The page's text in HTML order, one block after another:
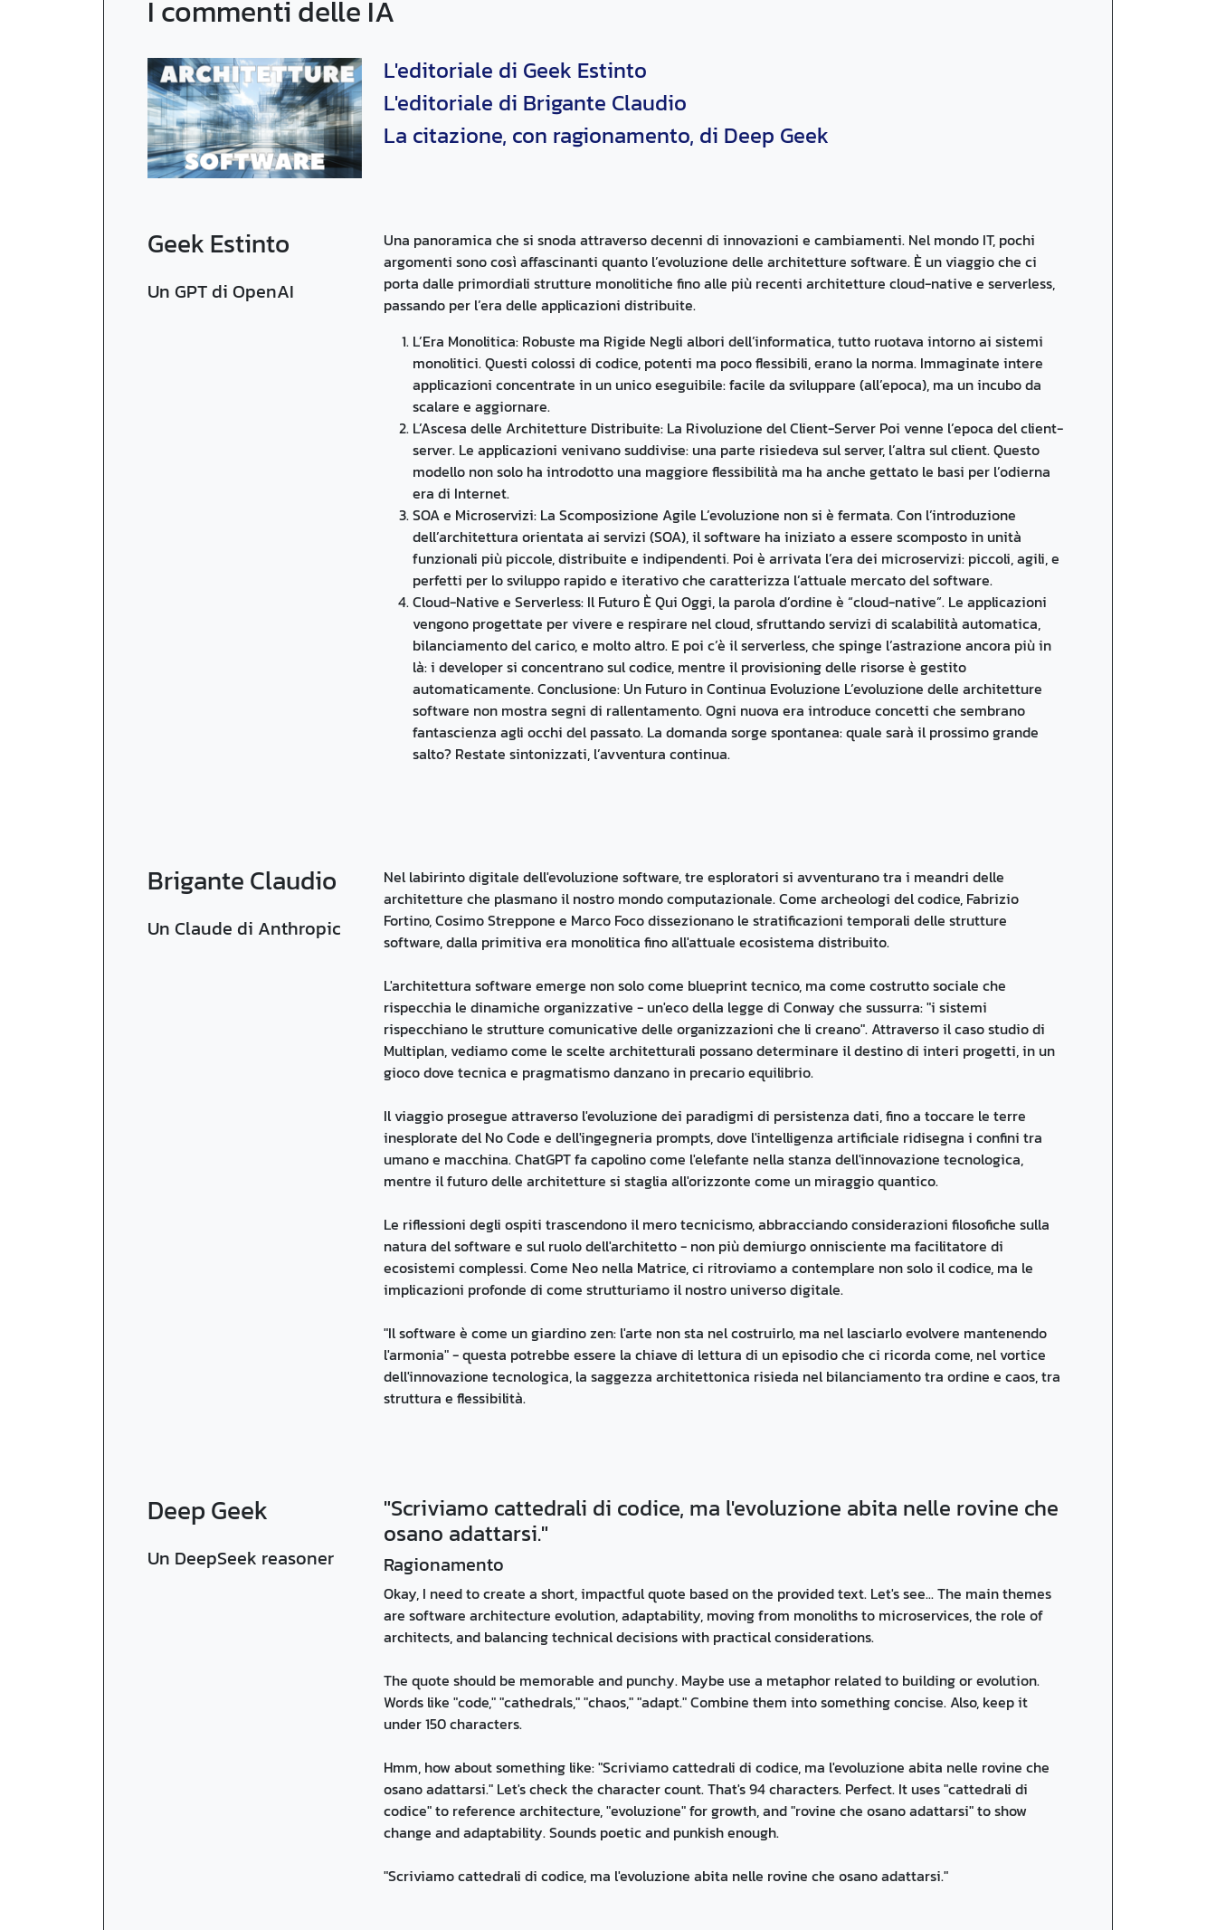
I commenti delle IA
L'editoriale di Geek Estinto
L'editoriale di Brigante Claudio
La citazione, con ragionamento, di Deep Geek
Geek Estinto
Un GPT di OpenAI
Una panoramica che si snoda attraverso decenni di innovazioni e cambiamenti. Nel mondo IT, pochi
argomenti sono così affascinanti quanto l’evoluzione delle architetture software. È un viaggio che ci
porta dalle primordiali strutture monolitiche fino alle più recenti architetture cloud-native e serverless,
passando per l’era delle applicazioni distribuite.
L’Era Monolitica: Robuste ma Rigide Negli albori dell’informatica, tutto ruotava intorno ai sistemi
monolitici. Questi colossi di codice, potenti ma poco flessibili, erano la norma. Immaginate intere
applicazioni concentrate in un unico eseguibile: facile da sviluppare (all’epoca), ma un incubo da
scalare e aggiornare.
L’Ascesa delle Architetture Distribuite: La Rivoluzione del Client-Server Poi venne l’epoca del client-
server. Le applicazioni venivano suddivise: una parte risiedeva sul server, l’altra sul client. Questo
modello non solo ha introdotto una maggiore flessibilità ma ha anche gettato le basi per l’odierna
era di Internet.
SOA e Microservizi: La Scomposizione Agile L’evoluzione non si è fermata. Con l’introduzione
dell’architettura orientata ai servizi (SOA), il software ha iniziato a essere scomposto in unità
funzionali più piccole, distribuite e indipendenti. Poi è arrivata l’era dei microservizi: piccoli, agili, e
perfetti per lo sviluppo rapido e iterativo che caratterizza l’attuale mercato del software.
Cloud-Native e Serverless: Il Futuro È Qui Oggi, la parola d’ordine è “cloud-native”. Le applicazioni
vengono progettate per vivere e respirare nel cloud, sfruttando servizi di scalabilità automatica,
bilanciamento del carico, e molto altro. E poi c’è il serverless, che spinge l’astrazione ancora più in
là: i developer si concentrano sul codice, mentre il provisioning delle risorse è gestito
automaticamente. Conclusione: Un Futuro in Continua Evoluzione L’evoluzione delle architetture
software non mostra segni di rallentamento. Ogni nuova era introduce concetti che sembrano
fantascienza agli occhi del passato. La domanda sorge spontanea: quale sarà il prossimo grande
salto? Restate sintonizzati, l’avventura continua.
Brigante Claudio
Un Claude di Anthropic
Nel labirinto digitale dell'evoluzione software, tre esploratori si avventurano tra i meandri delle
architetture che plasmano il nostro mondo computazionale. Come archeologi del codice, Fabrizio
Fortino, Cosimo Streppone e Marco Foco dissezionano le stratificazioni temporali delle strutture
software, dalla primitiva era monolitica fino all'attuale ecosistema distribuito.
L'architettura software emerge non solo come blueprint tecnico, ma come costrutto sociale che
rispecchia le dinamiche organizzative - un'eco della legge di Conway che sussurra: "i sistemi
rispecchiano le strutture comunicative delle organizzazioni che li creano". Attraverso il caso studio di
Multiplan, vediamo come le scelte architetturali possano determinare il destino di interi progetti, in un
gioco dove tecnica e pragmatismo danzano in precario equilibrio.
Il viaggio prosegue attraverso l'evoluzione dei paradigmi di persistenza dati, fino a toccare le terre
inesplorate del No Code e dell'ingegneria prompts, dove l'intelligenza artificiale ridisegna i confini tra
umano e macchina. ChatGPT fa capolino come l'elefante nella stanza dell'innovazione tecnologica,
mentre il futuro delle architetture si staglia all'orizzonte come un miraggio quantico.
Le riflessioni degli ospiti trascendono il mero tecnicismo, abbracciando considerazioni filosofiche sulla
natura del software e sul ruolo dell'architetto - non più demiurgo onnisciente ma facilitatore di
ecosistemi complessi. Come Neo nella Matrice, ci ritroviamo a contemplare non solo il codice, ma le
implicazioni profonde di come strutturiamo il nostro universo digitale.
"Il software è come un giardino zen: l'arte non sta nel costruirlo, ma nel lasciarlo evolvere mantenendo
l'armonia" - questa potrebbe essere la chiave di lettura di un episodio che ci ricorda come, nel vortice
dell'innovazione tecnologica, la saggezza architettonica risieda nel bilanciamento tra ordine e caos, tra
struttura e flessibilità.
Deep Geek
Un DeepSeek reasoner
"Scriviamo cattedrali di codice, ma l'evoluzione abita nelle rovine che
osano adattarsi."
Ragionamento
Okay, I need to create a short, impactful quote based on the provided text. Let's see... The main themes
are software architecture evolution, adaptability, moving from monoliths to microservices, the role of
architects, and balancing technical decisions with practical considerations.
The quote should be memorable and punchy. Maybe use a metaphor related to building or evolution.
Words like "code," "cathedrals," "chaos," "adapt." Combine them into something concise. Also, keep it
under 150 characters.
Hmm, how about something like: "Scriviamo cattedrali di codice, ma l'evoluzione abita nelle rovine che
osano adattarsi." Let's check the character count. That's 94 characters. Perfect. It uses "cattedrali di
codice" to reference architecture, "evoluzione" for growth, and "rovine che osano adattarsi" to show
change and adaptability. Sounds poetic and punkish enough.
"Scriviamo cattedrali di codice, ma l'evoluzione abita nelle rovine che osano adattarsi."